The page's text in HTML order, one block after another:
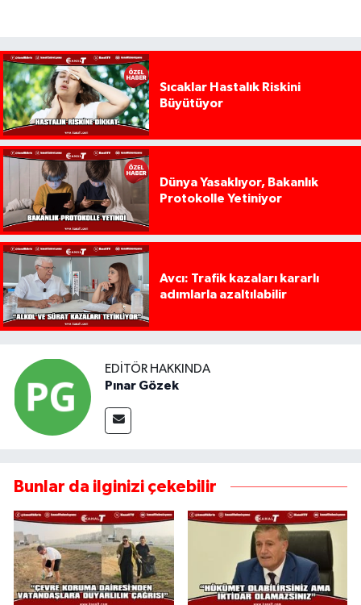
Sıcaklar Hastalık Riskini
Büyütüyor
Dünya Yasaklıyor, Bakanlık
Protokolle Yetiniyor
Avcı: Trafik kazaları kararlı
adımlarla azaltılabilir
EDITÖR HAKKINDA
Pınar Gözek
Bunlar da ilginizi çekebilir